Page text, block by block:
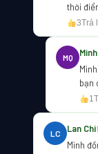
thời
3Trả
MQ
bạn
1
LC Lan Chi
Mình